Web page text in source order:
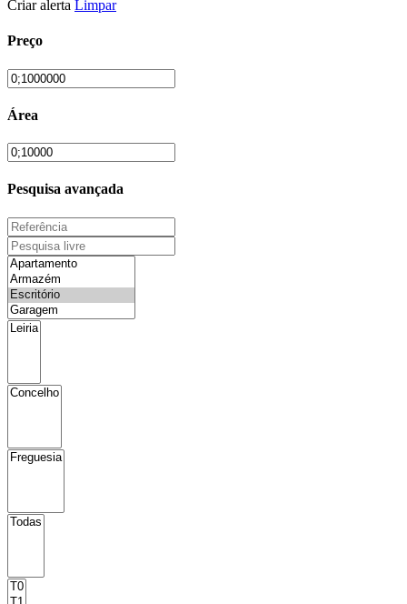
Criar alerta Limpar
Preço
Área
Pesquisa avançada